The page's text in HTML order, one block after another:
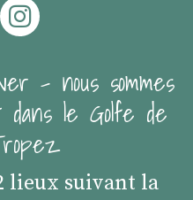
- nous sommes
dans le Golfe de
lieux suivant la